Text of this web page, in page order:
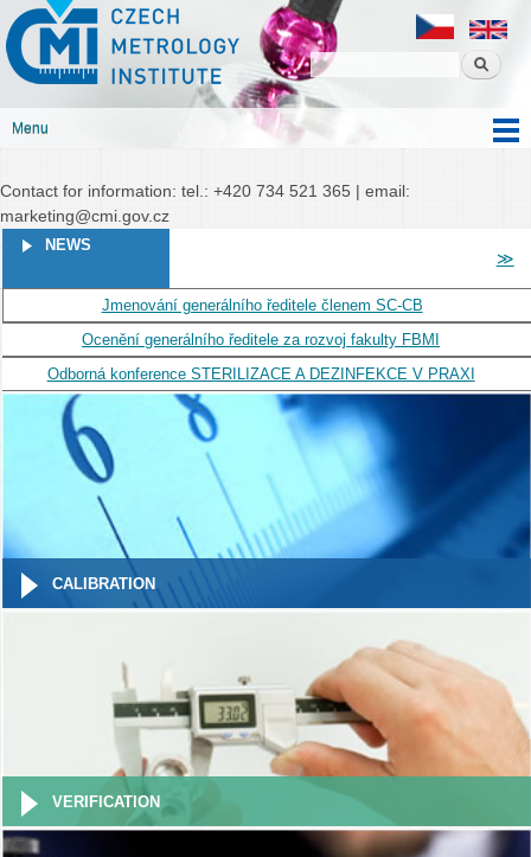
content
Czech metrology institute
Czech
metrology
institute
Menu
Contact for information: tel.: +420 734 521 365 | email:
marketing@cmi.gov.cz
NEWS
Jmenování generálního ředitele členem SC-CB
Ocenění generálního ředitele za rozvoj fakulty FBMI
Odborná konference STERILIZACE A DEZINFEKCE V PRAXI
PAGES
≫
CALIBRATION
VERIFICATION